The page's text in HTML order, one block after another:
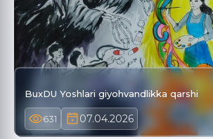
BuxDU Yoshlari giyohvandlikka qarshi
631 07.04.2026